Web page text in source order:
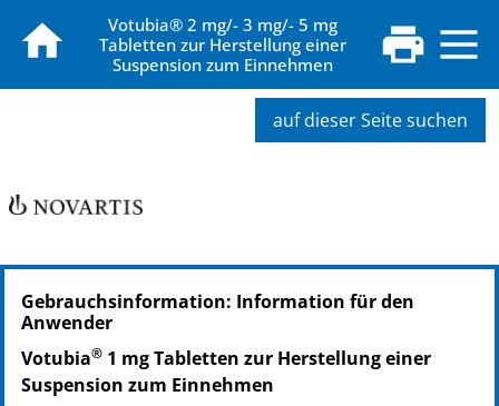
Votubia® 2 mg/- 3 mg/- 5 mg
Tabletten zur Herstellung einer
Suspension zum Einnehmen
auf dieser Seite suchen
Gebrauchsinformation: Information für den
Anwender
Votubia® 1 mg Tabletten zur Herstellung einer
Suspension zum Einnehmen